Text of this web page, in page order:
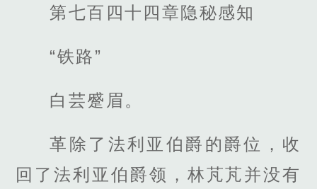
第七百四十四章隐秘感知
“铁路”
白芸蹙眉。
革除了法利亚伯爵的爵位，收
回了法利亚伯爵领，林芃芃并没有